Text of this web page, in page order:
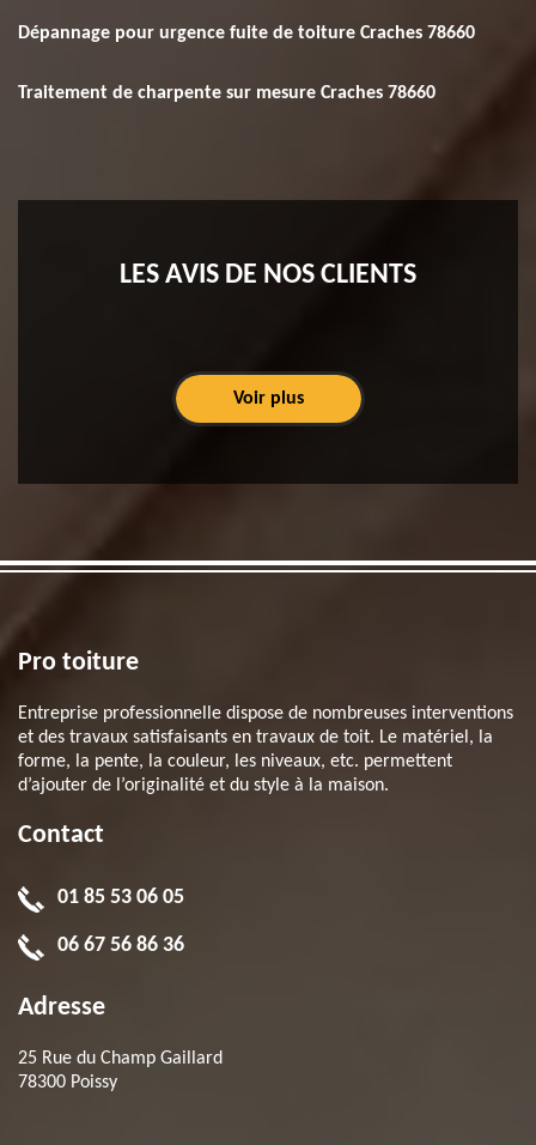
Dépannage pour urgence fuite de toiture Craches 78660
Traitement de charpente sur mesure Craches 78660
LES AVIS DE NOS CLIENTS
Voir plus
Pro toiture
Entreprise professionnelle dispose de nombreuses interventions
et des travaux satisfaisants en travaux de toit. Le matériel, la
forme, la pente, la couleur, les niveaux, etc. permettent
d’ajouter de l’originalité et du style à la maison.
Contact
01 85 53 06 05
06 67 56 86 36
Adresse
25 Rue du Champ Gaillard
78300 Poissy